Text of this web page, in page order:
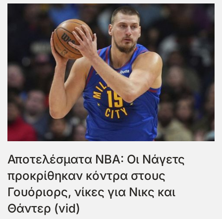
Αποτελέσματα NBA: Οι Νάγετς
προκρίθηκαν κόντρα στους
Γουόριορς, νίκες για Νικς και
Θάντερ (vid)